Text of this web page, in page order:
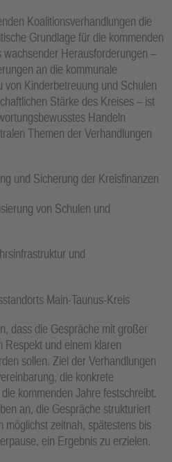
Koalitionsverhandlungen die
Grundlage für die kommenden
Herausforderungen –
an die kommunale
von Kinderbetreuung und Schulen
Stärke des Kreises – ist
Handeln
Themen der Verhandlungen
und Sicherung der Kreisfinanzen
von Schulen und
und
Main-Taunus-Kreis
dass die Gespräche mit großer
Respekt und einem klaren
sollen. Ziel der Verhandlungen
die konkrete
kommenden Jahre festschreibt.
an, die Gespräche strukturiert
möglichst zeitnah, spätestens bis
ein Ergebnis zu erzielen.